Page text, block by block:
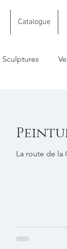
Catalogue
Sculptures
La route de la